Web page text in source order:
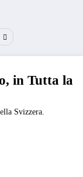
in Tutta la
Svizzera.